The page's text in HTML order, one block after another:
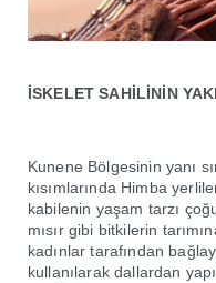
İSKELET SAHİLİNİN
Kunene Bölgesinin yanı
kısımlarında Himba
kabilenin yaşam tarzı
mısır gibi bitkilerin
kadınlar tarafından
kullanılarak dallardan